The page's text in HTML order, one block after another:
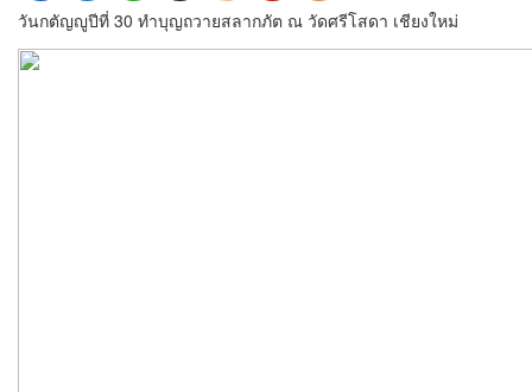
วันกตัญญูปีที่ 30 ทำบุญถวายสลากภัต ณ วัดศรีโสดา เชียงใหม่